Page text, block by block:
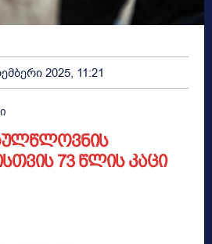
2025, 11:21
73 წლის კაცი